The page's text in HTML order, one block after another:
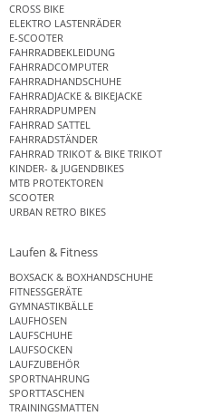
CROSS BIKE
ELEKTRO LASTENRÄDER
E-SCOOTER
FAHRRADBEKLEIDUNG
FAHRRADCOMPUTER
FAHRRADHANDSCHUHE
FAHRRADJACKE & BIKEJACKE
FAHRRADPUMPEN
FAHRRAD SATTEL
FAHRRADSTÄNDER
FAHRRAD TRIKOT & BIKE TRIKOT
KINDER- & JUGENDBIKES
MTB PROTEKTOREN
SCOOTER
URBAN RETRO BIKES
Laufen & Fitness
BOXSACK & BOXHANDSCHUHE
FITNESSGERÄTE
GYMNASTIKBÄLLE
LAUFHOSEN
LAUFSCHUHE
LAUFSOCKEN
LAUFZUBEHÖR
SPORTNAHRUNG
SPORTTASCHEN
TRAININGSMATTEN